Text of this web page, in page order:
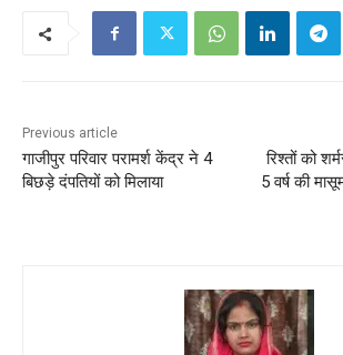
Previous article
गाजीपुर परिवार परामर्श केंद्र ने 4
बिछड़े दंपतियों को मिलाया
रिश्तों को
5 वर्ष की